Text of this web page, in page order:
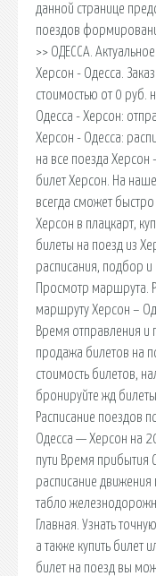
данной странице
поездов
>> ОДЕССА.
Херсон - Одесса.
стоимостью от 0 руб.
Одесса - Херсон:
Херсон - Одесса:
на все поезда
билет Херсон. На
всегда сможет
Херсон в плацкарт,
билеты на поезд из
расписания, подбор
Просмотр маршрута.
маршруту Херсон –
Время отправления и
продажа билетов на
стоимость билетов,
бронируйте жд
Расписание поездов
Одесса — Херсон на
пути Время прибытия
расписание движения
табло
Главная. Узнать
а также купить
билет на поезд вы